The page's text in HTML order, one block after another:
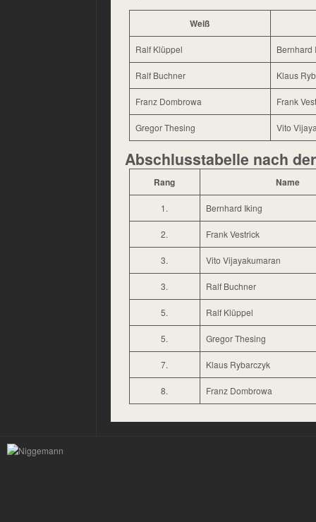
Weiß
Ralf Klüppel Bernhard
Ralf Buchner Klaus
Franz Dombrowa Frank
Gregor Thesing Vito
Abschlusstabelle nach
Rang Name
1. Bernhard Iking
2. Frank Vestrick
3. Vito Vijayakumaran
3. Ralf Buchner
5. Ralf Klüppel
5. Gregor Thesing
7. Klaus Rybarczyk
8. Franz Dombrowa